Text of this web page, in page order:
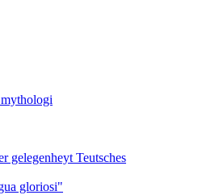
gelegenheyt Teutsches
gloriosi"